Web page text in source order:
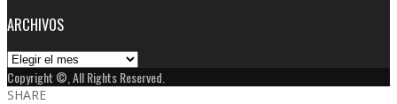
ARCHIVOS
Archivos
Copyright ©, All Rights Reserved.
SHARE